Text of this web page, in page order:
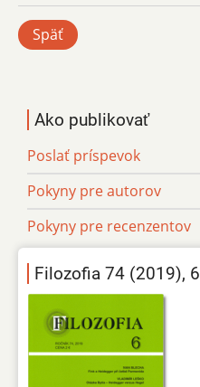
Späť
Ako publikovať
Poslať príspevok
Pokyny pre autorov
Pokyny pre recenzentov
Filozofia 74 (2019), 6